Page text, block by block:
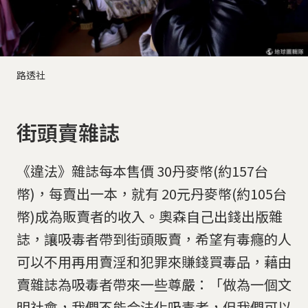
路透社
街頭賣雜誌
《違法》雜誌每本售價 30丹麥幣(約157台
幣)，每賣出一本，就有 20元丹麥幣(約105台
幣)成為販賣者的收入。奧森自己出錢出版雜
誌，讓吸毒者帶到街頭販賣，希望有毒癮的人
可以不用再用賣淫和犯罪來賺錢買毒品，藉由
賣雜誌為吸毒者帶來一些尊嚴：「做為一個文